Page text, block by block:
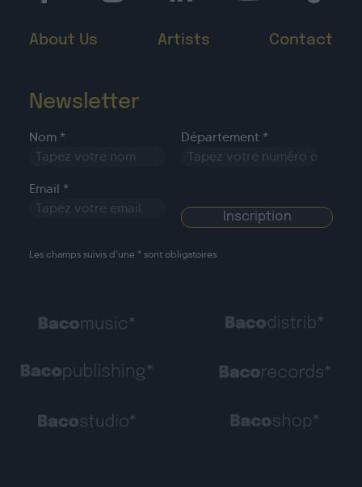
About Us Artists Contact
Newsletter
Nom * Département *
Email *
Les champs suivis d’une * sont obligatoires